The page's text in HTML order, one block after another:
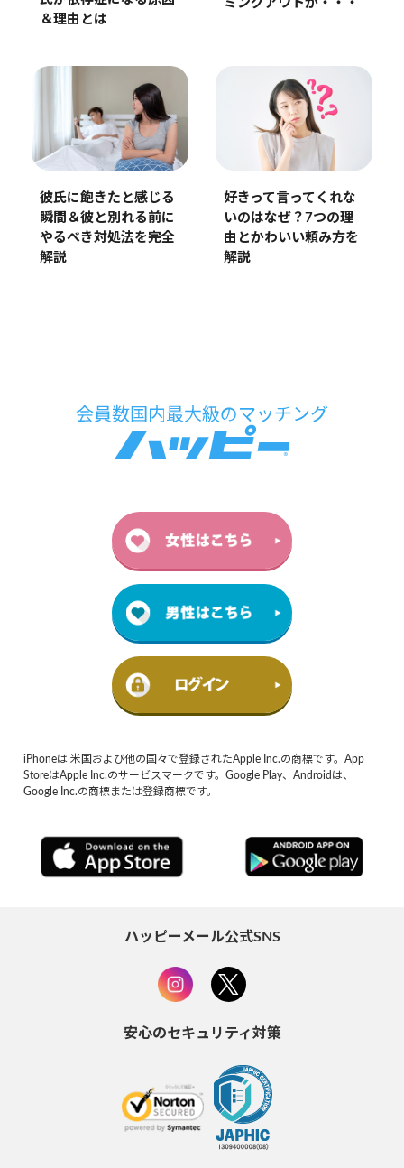
＆理由とは
ミングアウトが・・・
彼氏に飽きたと感じる
瞬間＆彼と別れる前に
やるべき対処法を完全
解説
好きって言ってくれな
いのはなぜ？7つの理
由とかわいい頼み方を
解説
iPhoneは 米国および他の国々で登録されたApple Inc.の商標です。App
StoreはApple Inc.のサービスマークです。Google Play、Androidは、
Google Inc.の商標または登録商標です。
ハッピーメール公式SNS
安心のセキュリティ対策